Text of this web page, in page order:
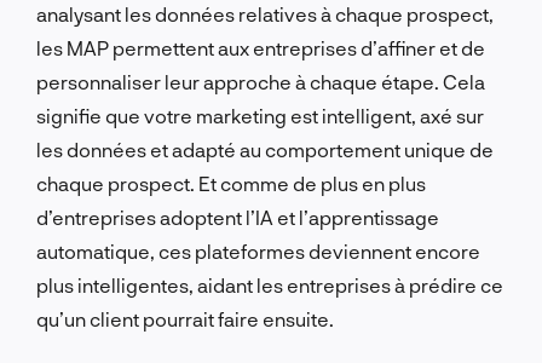
analysant les données relatives à chaque prospect,
les MAP permettent aux entreprises d’affiner et de
personnaliser leur approche à chaque étape. Cela
signifie que votre marketing est intelligent, axé sur
les données et adapté au comportement unique de
chaque prospect. Et comme de plus en plus
d’entreprises adoptent l’IA et l’apprentissage
automatique, ces plateformes deviennent encore
plus intelligentes, aidant les entreprises à prédire ce
qu’un client pourrait faire ensuite.